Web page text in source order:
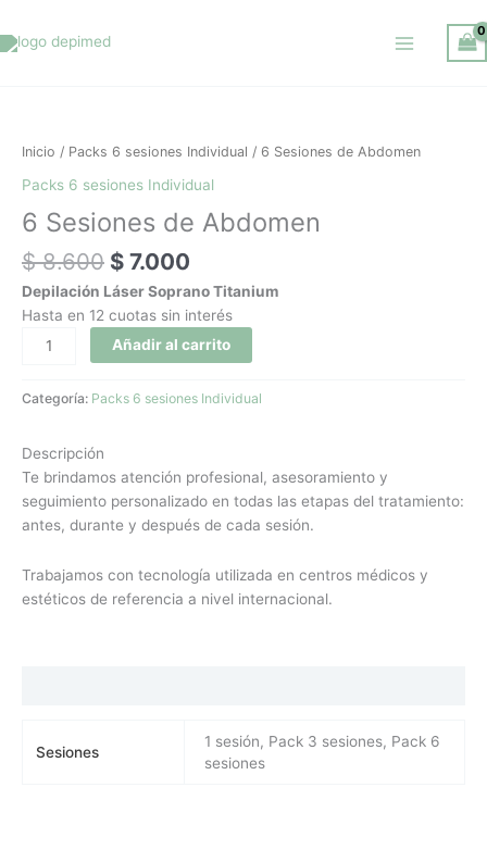
al
Inicio / Packs 6 sesiones Individual / 6 Sesiones de Abdomen
Packs 6 sesiones Individual
6 Sesiones de Abdomen
$8.600
original
$ 8.600.
$ 7.000
actual
$ 7.000.
Depilación Láser Soprano Titanium
Hasta en 12 cuotas sin interés
de
cantidad
Añadir al carrito
Categoría: Packs 6 sesiones Individual
Descripción
Te brindamos atención profesional, asesoramiento y
seguimiento personalizado en todas las etapas del tratamiento:
antes, durante y después de cada sesión.
Trabajamos con tecnología utilizada en centros médicos y
estéticos de referencia a nivel internacional.
Sesiones
1 sesión, Pack 3 sesiones, Pack 6
sesiones